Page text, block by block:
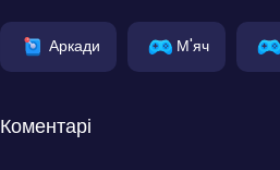
Аркади М'яч
Коментарі